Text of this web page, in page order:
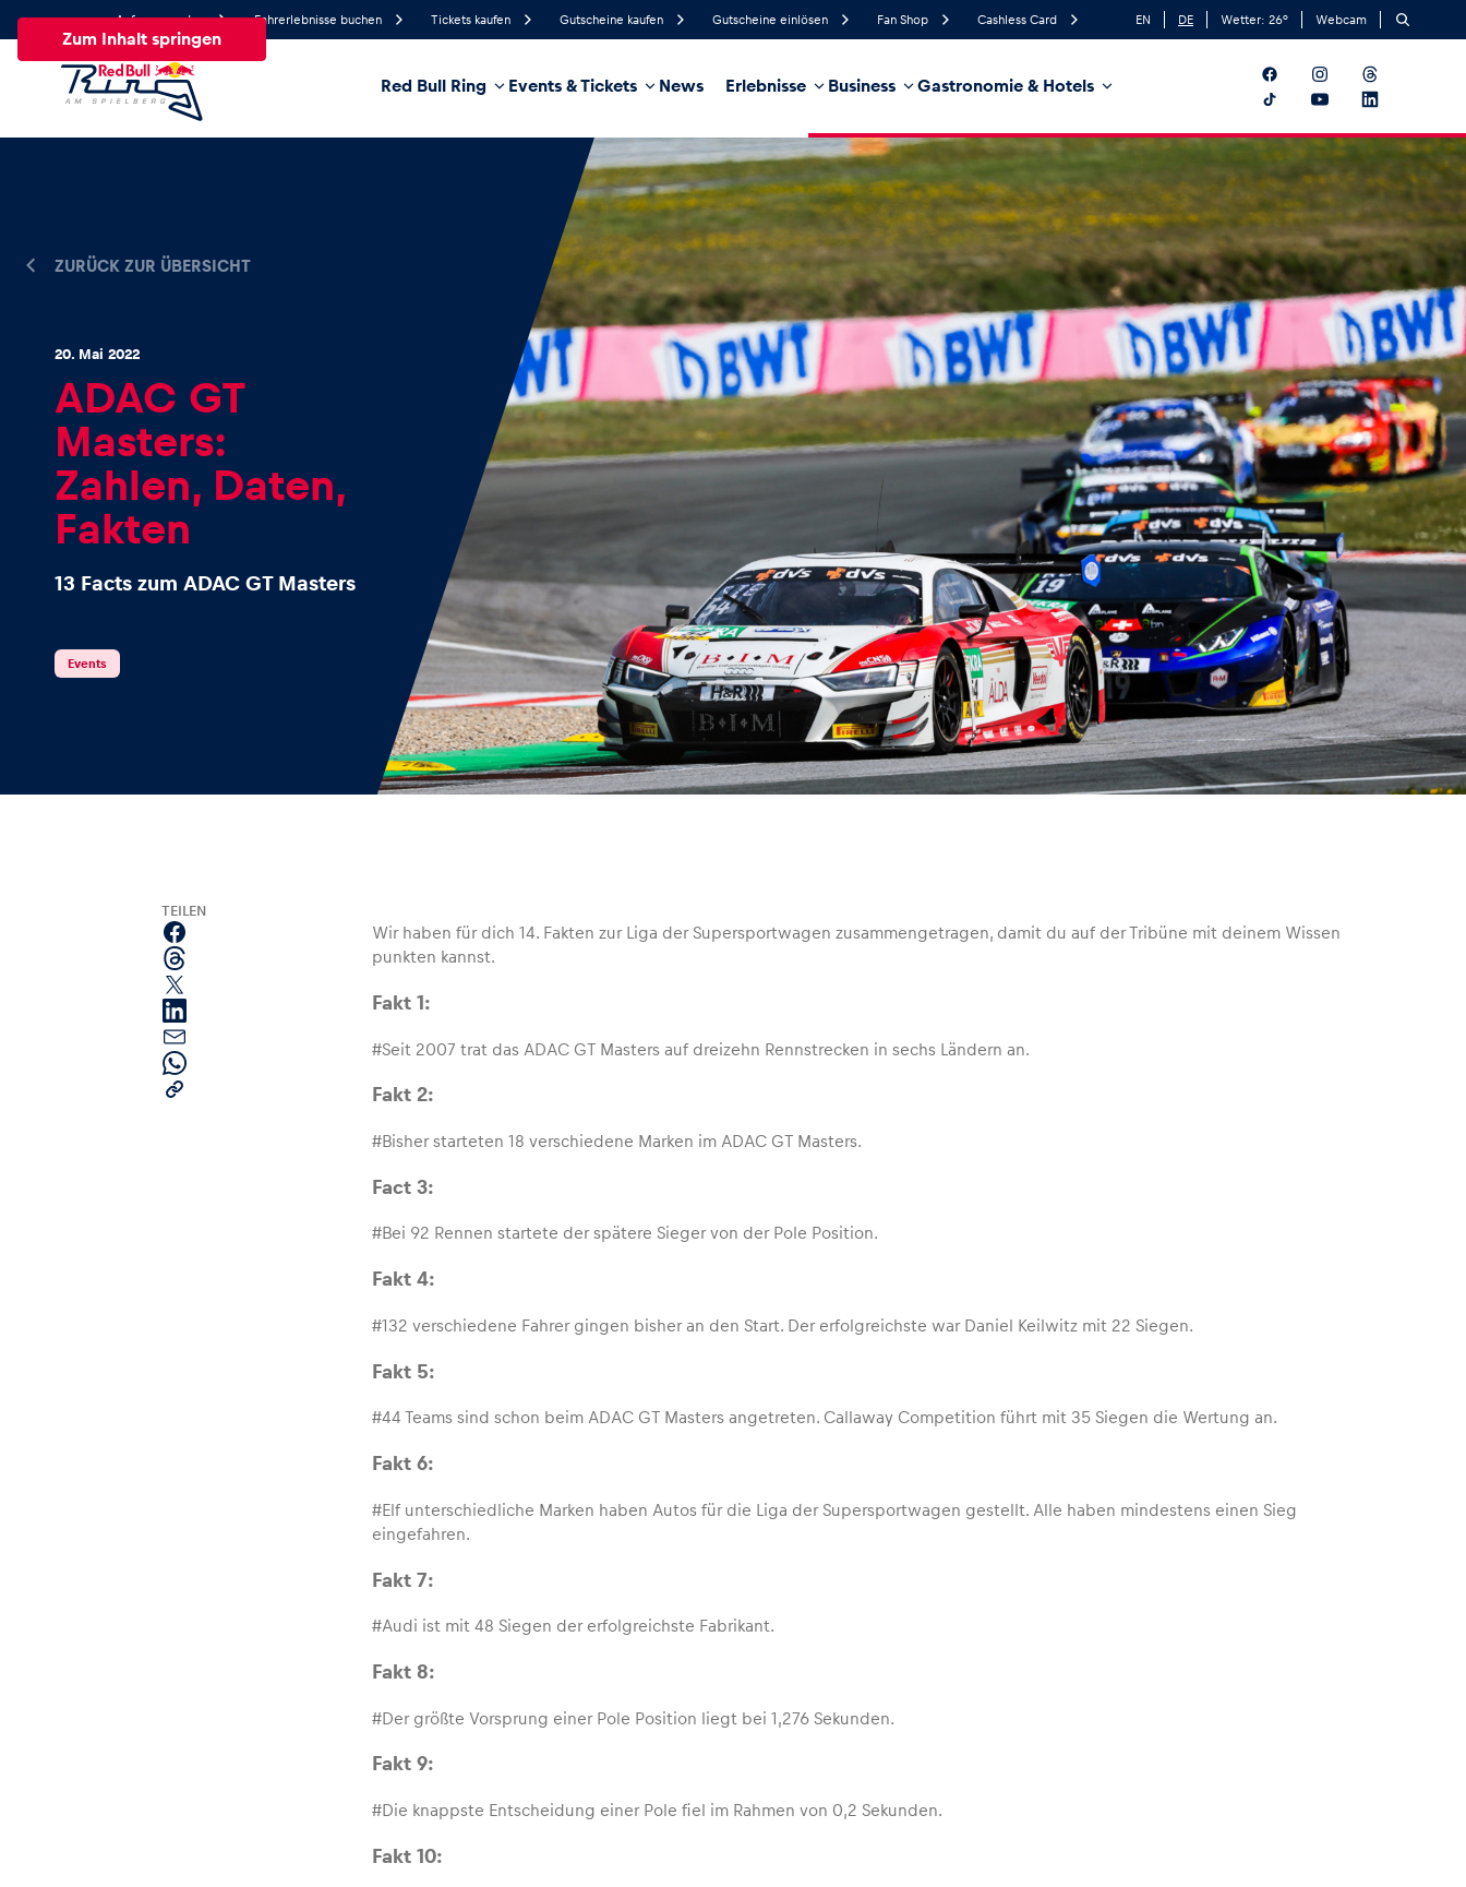
Zum Inhalt springen
Anfrage senden Fahrerlebnisse buchen Tickets kaufen Gutscheine kaufen Gutscheine einlösen Fan Shop Cashless Card EN DE Wetter: 26° Webcam
Red Bull Ring Events & Tickets News Erlebnisse Business Gastronomie & Hotels
Regenwahrscheinlichkeit
Nordost
Windrichtung
Business Glossar
Alle anzeigen
Alle anzeigen
Erlebnisse
ZURÜCK ZUR ÜBERSICHT
20. Mai 2022
ADAC GT
Masters:
Zahlen, Daten,
Fakten
13 Facts zum ADAC GT Masters
Events
TEILEN
Wir haben für dich 14. Fakten zur Liga der Supersportwagen zusammengetragen, damit du auf der Tribüne mit deinem Wissen
punkten kannst.
Fakt 1:
#Seit 2007 trat das ADAC GT Masters auf dreizehn Rennstrecken insechs Ländern an.
Fakt 2:
#Bisher starteten18 verschiedene Marken im ADAC GT Masters.
Fact 3:
#Bei 92 Rennen startete der spätereSieger von der Pole Position.
Fakt 4:
#132 verschiedene Fahrer gingen bisher an den Start. Der erfolgreichste war Daniel Keilwitz mit 22 Siegen.
Fakt 5:
#44 Teams sind schon beim ADAC GT Masters angetreten. Callaway Competition führt mit 35 Siegen die Wertung an.
Fakt 6:
#Elf unterschiedliche Marken haben Autos für die Liga der Supersportwagen gestellt. Alle haben mindestens einen Sieg
eingefahren.
Fakt 7:
#Audi ist mit 48 Siegen der erfolgreichste Fabrikant.
Fakt 8:
#Der größte Vorsprung einer Pole Position liegt bei 1,276 Sekunden.
Fakt 9:
#Die knappste Entscheidung einer Pole fiel im Rahmen von 0,2 Sekunden.
Fakt 10: